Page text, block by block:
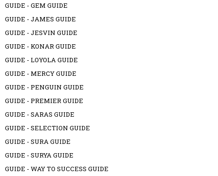
GUIDE - GEM GUIDE
GUIDE - JAMES GUIDE
GUIDE - JESVIN GUIDE
GUIDE - KONAR GUIDE
GUIDE - LOYOLA GUIDE
GUIDE - MERCY GUIDE
GUIDE - PENGUIN GUIDE
GUIDE - PREMIER GUIDE
GUIDE - SARAS GUIDE
GUIDE - SELECTION GUIDE
GUIDE - SURA GUIDE
GUIDE - SURYA GUIDE
GUIDE - WAY TO SUCCESS GUIDE